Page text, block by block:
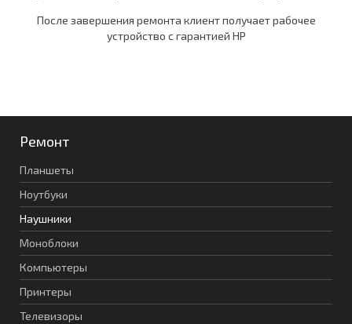
После завершения ремонта клиент получает рабочее
устройство c гарантией HP
Ремонт
Планшеты
Ноутбуки
Наушники
Моноблоки
Компьютеры
Принтеры
Телевизоры